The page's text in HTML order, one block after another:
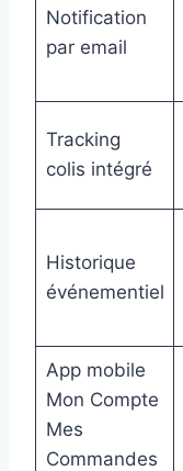
Notification
par email
Tracking
colis intégré
Historique
événementiel
App mobile
Mon Compte
Mes
Commandes